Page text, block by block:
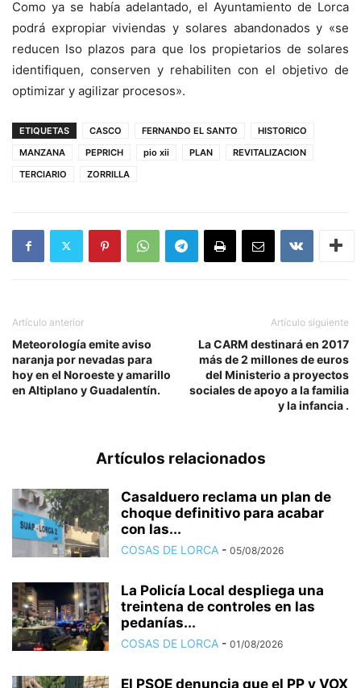
Como ya se había adelantado, el Ayuntamiento de Lorca
podrá expropiar viviendas y solares abandonados y «se
reducen lso plazos para que los propietarios de solares
identifiquen, conserven y rehabiliten con el objetivo de
optimizar y agilizar procesos».
ETIQUETAS CASCO FERNANDO EL SANTO
HISTORICO
MANZANA
PEPRICH pio xii PLAN
REVITALIZACION
TERCIARIO
ZORRILLA
Artículo anterior
Meteorología emite aviso
naranja por nevadas para
hoy en el Noroeste y amarillo
en Altiplano y Guadalentín.
Artículo siguiente
La CARM destinará en 2017
más de 2 millones de euros
del Ministerio a proyectos
sociales de apoyo a la familia
y la infancia .
Artículos relacionados
Casalduero reclama un plan de
choque definitivo para acabar
con las...
COSAS DE LORCA - 05/08/2026
La Policía Local despliega una
treintena de controles en las
pedanías...
COSAS DE LORCA - 01/08/2026
El PSOE denuncia que el PP y VOX